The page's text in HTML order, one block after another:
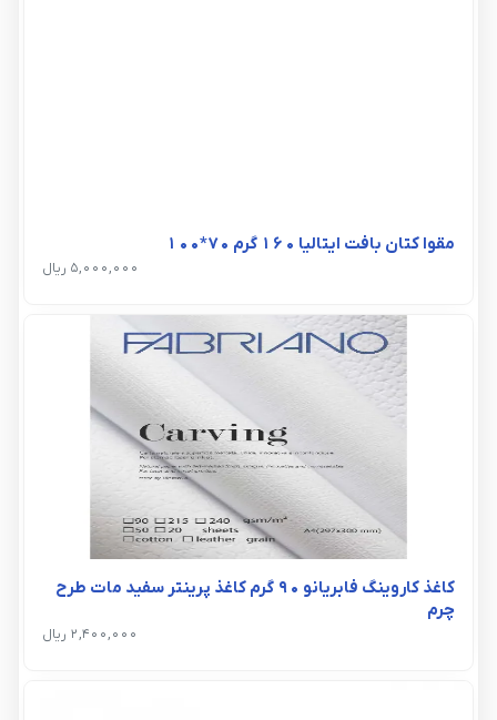
مقوا کتان بافت ایتالیا 160 گرم 70*100
5,000,000 ریال
کاغذ کاروینگ فابریانو 90 گرم کاغذ پرینتر سفید مات طرح
چرم
2,400,000 ریال